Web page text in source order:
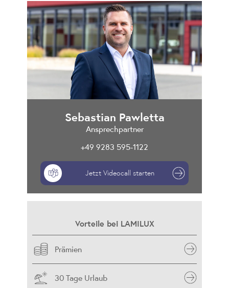
Sebastian Pawletta
Ansprechpartner
+49 9283 595-1122
Jetzt Videocall starten
Vorteile bei LAMILUX
Prämien
30 Tage Urlaub